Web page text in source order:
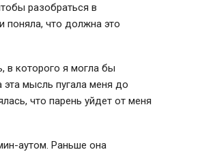
разобраться в
поняла, что должна это
в которого я могла бы
мысль пугала меня до
что парень уйдет от меня
аутом. Раньше она